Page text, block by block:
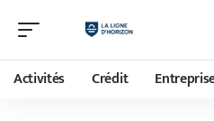
Activités Crédit